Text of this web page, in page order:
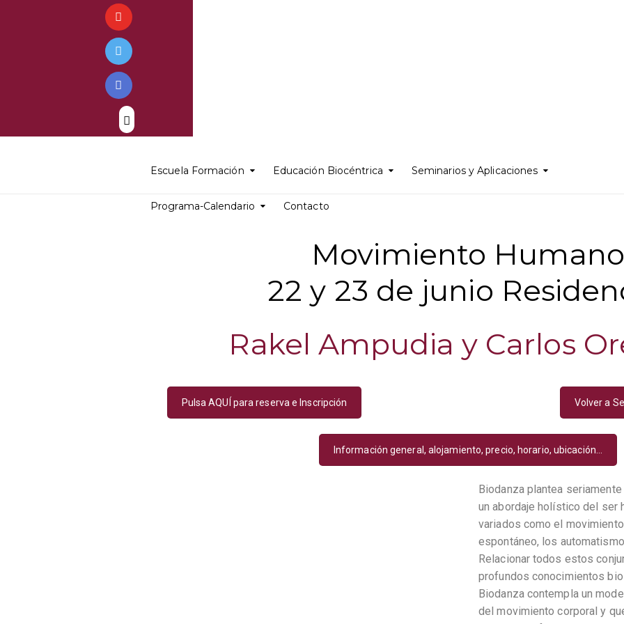
Escuela Formación Educación Biocéntrica Seminarios y Aplicaciones
Programa-Calendario Contacto
Movimiento Humano
22 y 23 de junio
Rakel Ampudia y Carlos
Pulsa AQUÍ para reserva e Inscripción Volver a
Información general, alojamiento, precio, horario, ubicación...
Biodanza plantea
un abordaje holístico del ser
variados como el
espontáneo, los
Relacionar todos estos
profundos conocimientos
Biodanza contempla un
del movimiento corporal y